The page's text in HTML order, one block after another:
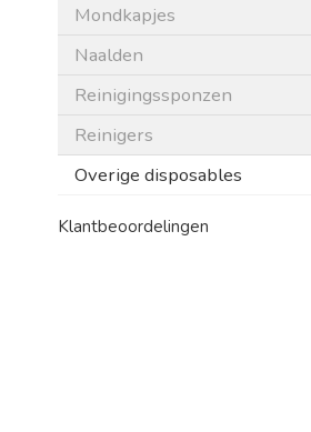
Mondkapjes
Naalden
Reinigingssponzen
Reinigers
Overige disposables
Klantbeoordelingen